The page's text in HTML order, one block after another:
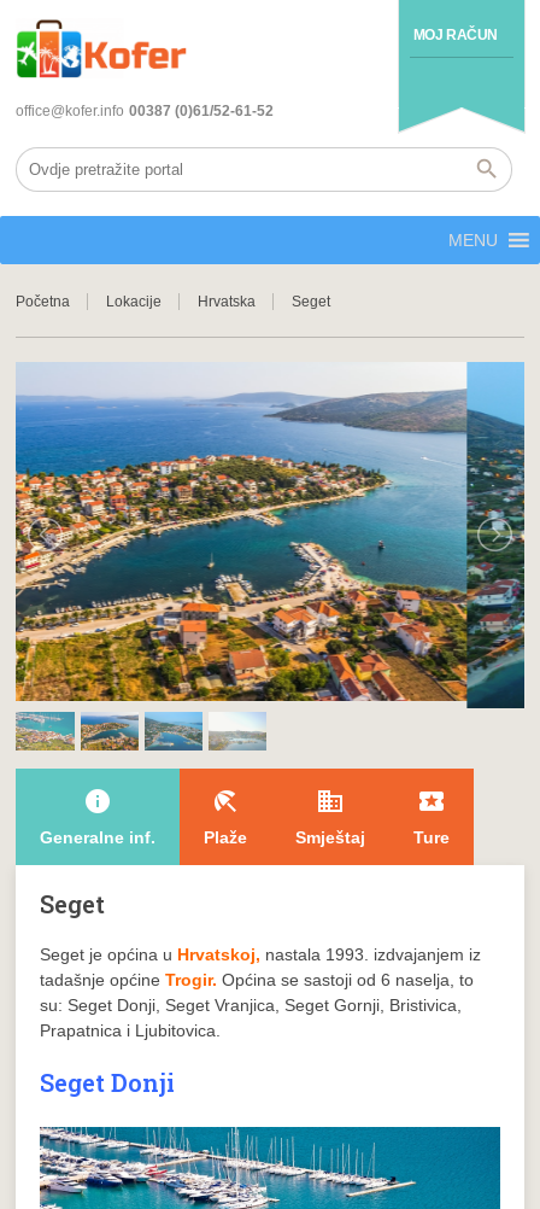
MOJ RAČUN
office@kofer.info 00387 (0)61/52-61-52
MENU
Početna Lokacije Hrvatska Seget
info
Generalne inf.
beach_access
Plaže
domain
Smještaj
local_play
Ture
Seget
Seget je općina u Hrvatskoj, nastala 1993. izdvajanjem iz
tadašnje općineTrogir. Općina se sastoji od 6 naselja, to
su: Seget Donji, Seget Vranjica, Seget Gornji, Bristivica,
Prapatnica i Ljubitovica.
Seget Donji